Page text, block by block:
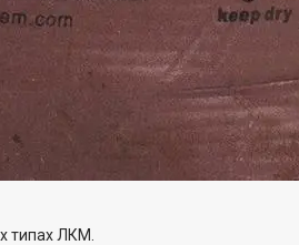
типах ЛКМ.